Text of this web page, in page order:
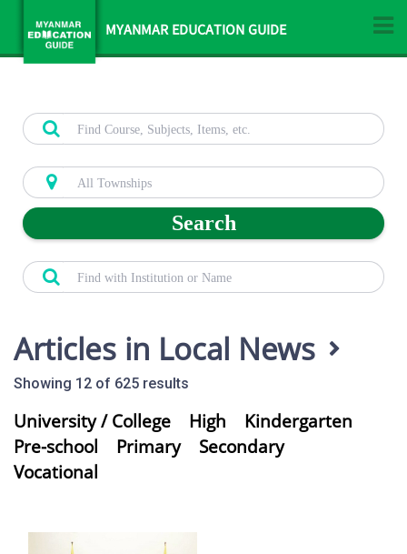
MYANMAR EDUCATION GUIDE
Search
Articles in Local News
Showing 12 of 625 results
University / College High
Kindergarten
Pre-school
Primary
Secondary
Vocational